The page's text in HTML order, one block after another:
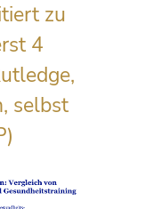
zu
4
selbst